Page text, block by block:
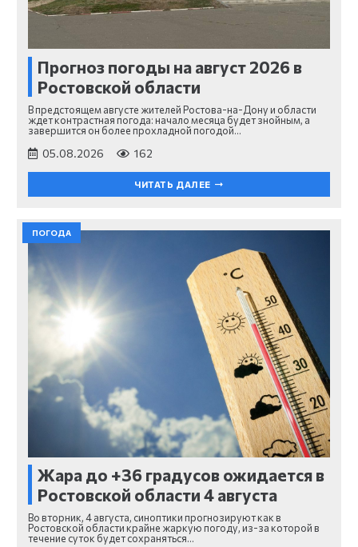
Прогноз погоды на август 2026 в
Ростовской области
В предстоящем августе жителей Ростова-на-Дону и области
ждет контрастная погода: начало месяца будет знойным, а
завершится он более прохладной погодой…
05.08.2026 162
ЧИТАТЬ ДАЛЕЕ
ПОГОДА
Жара до +36 градусов ожидается в
Ростовской области 4 августа
Во вторник, 4 августа, синоптики прогнозируют как в
Ростовской области крайне жаркую погоду, из-за которой в
течение суток будет сохраняться…